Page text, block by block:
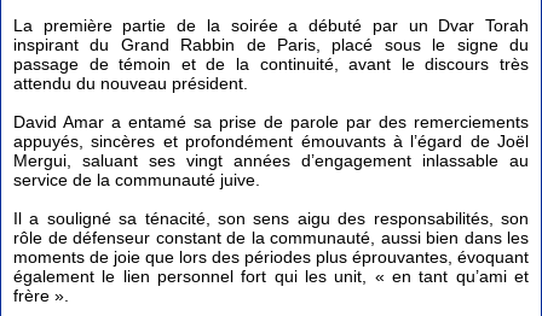
La première partie de la soirée a débuté par un Dvar Torah
inspirant du Grand Rabbin de Paris, placé sous le signe du
passage de témoin et de la continuité, avant le discours très
attendu du nouveau président.
David Amar a entamé sa prise de parole par des remerciements
appuyés, sincères et profondément émouvants à l’égard de Joël
Mergui, saluant ses vingt années d’engagement inlassable au
service de la communauté juive.
Il a souligné sa ténacité, son sens aigu des responsabilités, son
rôle de défenseur constant de la communauté, aussi bien dans les
moments de joie que lors des périodes plus éprouvantes, évoquant
également le lien personnel fort qui les unit, « en tant qu’ami et
frère ».